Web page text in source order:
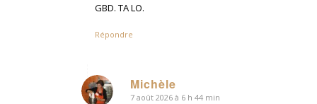
GBD. TA LO.
Répondre
Michèle
dit
7 août 2026 à 6 h 44 min